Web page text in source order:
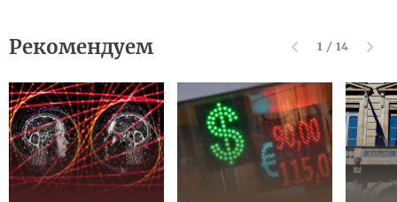
Рекомендуем 1 / 14